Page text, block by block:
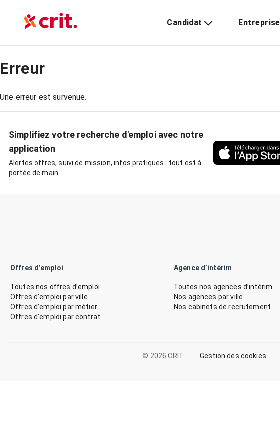
Candidat Entreprise
Erreur
Une erreur est survenue.
Simplifiez votre recherche d'emploi avec notre
application
Alertes offres, suivi de mission, infos pratiques : tout est à
portée de main.
Offres d’emploi
Toutes nos offres d’emploi
Offres d’emploi par ville
Offres d’emploi par métier
Offres d’emploi par contrat
Agence d’intérim
Toutes nos agences d’intérim
Nos agences par ville
Nos cabinets de recrutement
© 2026 CRIT Gestion des cookies